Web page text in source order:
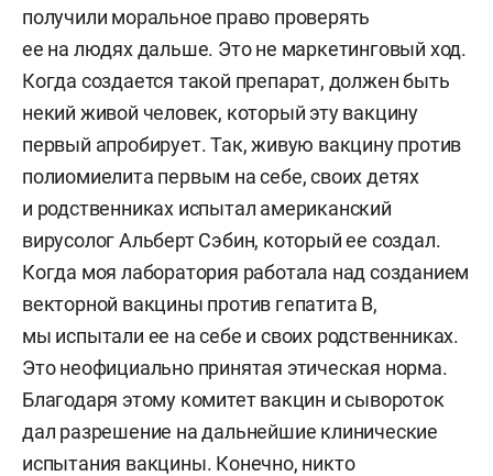
получили моральное право проверять
ее на людях дальше. Это не маркетинговый ход.
Когда создается такой препарат, должен быть
некий живой человек, который эту вакцину
первый апробирует. Так, живую вакцину против
полиомиелита первым на себе, своих детях
и родственниках испытал американский
вирусолог Альберт Сэбин, который ее создал.
Когда моя лаборатория работала над созданием
векторной вакцины против гепатита В,
мы испытали ее на себе и своих родственниках.
Это неофициально принятая этическая норма.
Благодаря этому комитет вакцин и сывороток
дал разрешение на дальнейшие клинические
испытания вакцины. Конечно, никто